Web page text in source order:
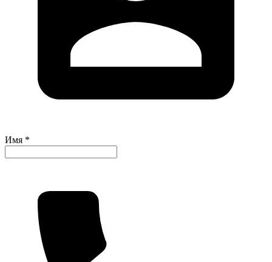
Имя *